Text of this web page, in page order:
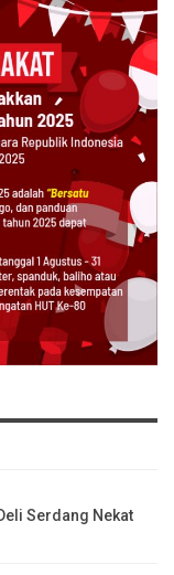
Serdang Nekat